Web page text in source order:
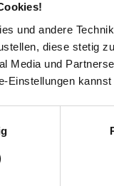
und andere
diese stetig
Media und
Einstellungen
Wirkung.
anrufen.
der
darf nicht über
(Wertstoffhof)